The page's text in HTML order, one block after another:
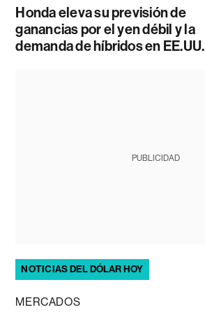
Honda eleva su previsión de
ganancias por el yen débil y la
demanda de híbridos en EE.UU.
PUBLICIDAD
NOTICIAS DEL DÓLAR HOY
MERCADOS